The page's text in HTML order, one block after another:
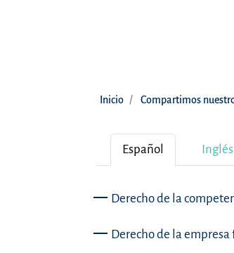
Inicio Compartimos
Español Inglés
Derecho de la
Derecho de la